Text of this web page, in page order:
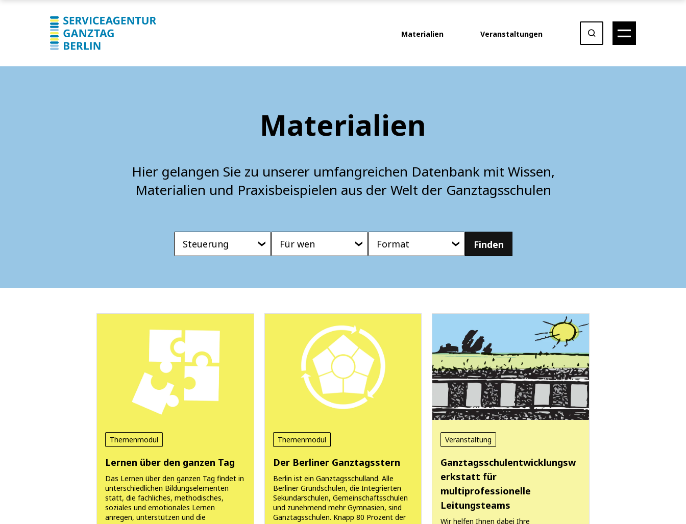
Materialien Veranstaltungen
Materialien
Hier gelangen Sie zu unserer umfangreichen Datenbank mit Wissen,
Materialien und Praxisbeispielen aus der Welt der Ganztagsschulen
Steuerung Für wen Format Finden
Themenmodul
Lernen über den ganzen Tag
Das Lernen über den ganzen Tag findet in
unterschiedlichen Bildungselementen
statt, die fachliches, methodisches,
soziales und emotionales Lernen
anregen, unterstützen und die
Themenmodul
Der Berliner Ganztagsstern
Berlin ist ein Ganztagsschulland. Alle
Berliner Grundschulen, die Integrierten
Sekundarschulen, Gemeinschaftsschulen
und zunehmend mehr Gymnasien, sind
Ganztagsschulen. Knapp 80 Prozent der
Veranstaltung
Ganztagsschulentwicklungsw
erkstatt für
multiprofessionelle
Leitungsteams
Wir helfen Ihnen dabei Ihre